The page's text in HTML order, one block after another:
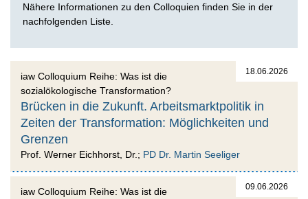
Nähere Informationen zu den Colloquien finden Sie in der
nachfolgenden Liste.
18.06.2026
iaw Colloquium Reihe: Was ist die
sozialökologische Transformation?
Brücken in die Zukunft. Arbeitsmarktpolitik in
Zeiten der Transformation: Möglichkeiten und
Grenzen
Prof. Werner Eichhorst, Dr.; PD Dr. Martin Seeliger
09.06.2026
iaw Colloquium Reihe: Was ist die